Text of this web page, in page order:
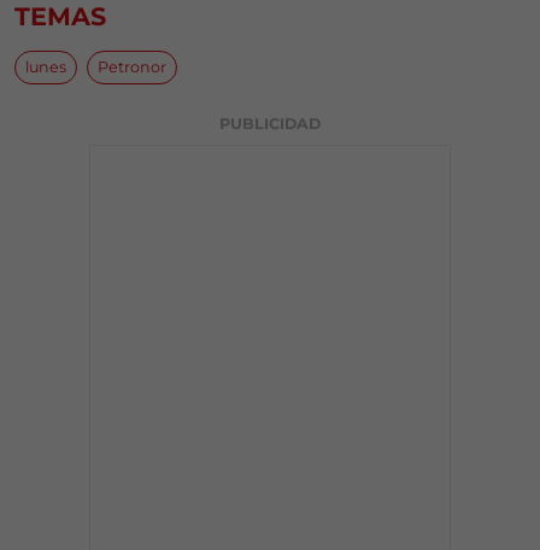
TEMAS
lunes Petronor
PUBLICIDAD